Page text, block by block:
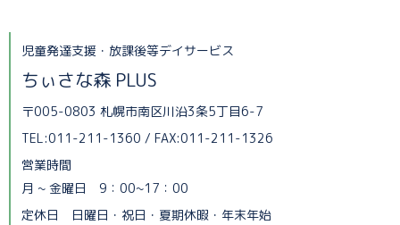
児童発達支援・放課後等デイサービス
ちぃさな森 PLUS
〒005-0803 札幌市南区川沿3条5丁目6-7
TEL:011-211-1360 / FAX:011-211-1326
営業時間
月 ~ 金曜日 9：00~17：00
定休日 日曜日・祝日・夏期休暇・年末年始